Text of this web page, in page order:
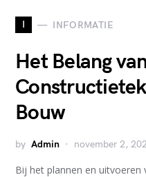
I INFORMATIE
Het Belang
Bouw
by Admin november 2,
Bij het plannen en